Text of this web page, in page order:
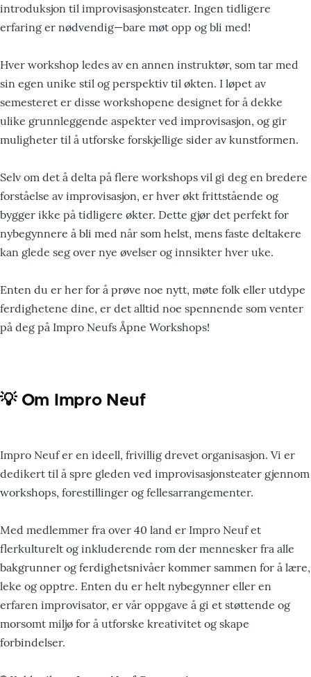
introduksjon til improvisasjonsteater. Ingen tidligere
erfaring er nødvendig—bare møt opp og bli med!
Hver workshop ledes av en annen instruktør, som tar med
sin egen unike stil og perspektiv til økten. I løpet av
semesteret er disse workshopene designet for å dekke
ulike grunnleggende aspekter ved improvisasjon, og gir
muligheter til å utforske forskjellige sider av kunstformen.
Selv om det å delta på flere workshops vil gi deg en bredere
forståelse av improvisasjon, er hver økt frittstående og
bygger ikke på tidligere økter. Dette gjør det perfekt for
nybegynnere å bli med når som helst, mens faste deltakere
kan glede seg over nye øvelser og innsikter hver uke.
Enten du er her for å prøve noe nytt, møte folk eller utdype
ferdighetene dine, er det alltid noe spennende som venter
på deg på Impro Neufs Åpne Workshops!
💡 Om Impro Neuf
Impro Neuf er en ideell, frivillig drevet organisasjon. Vi er
dedikert til å spre gleden ved improvisasjonsteater gjennom
workshops, forestillinger og fellesarrangementer.
Med medlemmer fra over 40 land er Impro Neuf et
flerkulturelt og inkluderende rom der mennesker fra alle
bakgrunner og ferdighetsnivåer kommer sammen for å lære,
leke og opptre. Enten du er helt nybegynner eller en
erfaren improvisator, er vår oppgave å gi et støttende og
morsomt miljø for å utforske kreativitet og skape
forbindelser.